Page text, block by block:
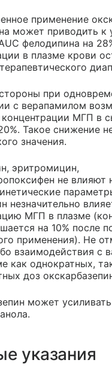
применение
может приводить к
фелодипина на
в плазме крови
при
с верапамилом
МГП в
Такое снижение
значения.
эритромицин,
не влияют
незначительно
МГП в плазме
на 10% после
применения). Не
взаимодействия с
как однократных,
доз
может
указания